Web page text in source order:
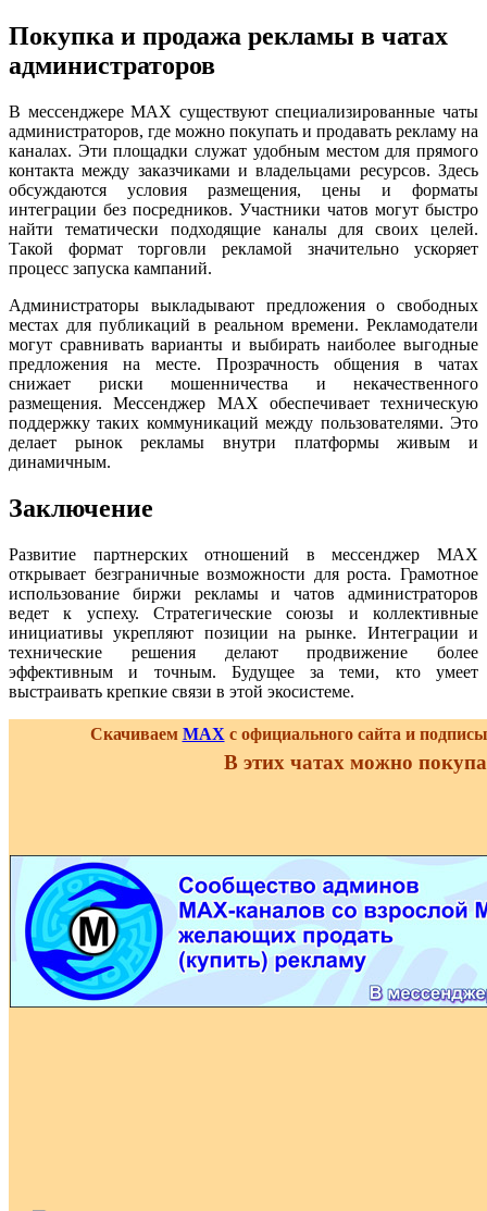
Покупка и продажа рекламы в чатах
администраторов
В мессенджере MAX существуют специализированные чаты
администраторов, где можно покупать и продавать рекламу на
каналах. Эти площадки служат удобным местом для прямого
контакта между заказчиками и владельцами ресурсов. Здесь
обсуждаются условия размещения, цены и форматы
интеграции без посредников. Участники чатов могут быстро
найти тематически подходящие каналы для своих целей.
Такой формат торговли рекламой значительно ускоряет
процесс запуска кампаний.
Администраторы выкладывают предложения о свободных
местах для публикаций в реальном времени. Рекламодатели
могут сравнивать варианты и выбирать наиболее выгодные
предложения на месте. Прозрачность общения в чатах
снижает риски мошенничества и некачественного
размещения. Мессенджер MAX обеспечивает техническую
поддержку таких коммуникаций между пользователями. Это
делает рынок рекламы внутри платформы живым и
динамичным.
Заключение
Развитие партнерских отношений в мессенджер MAX
открывает безграничные возможности для роста. Грамотное
использование биржи рекламы и чатов администраторов
ведет к успеху. Стратегические союзы и коллективные
инициативы укрепляют позиции на рынке. Интеграции и
технические решения делают продвижение более
эффективным и точным. Будущее за теми, кто умеет
выстраивать крепкие связи в этой экосистеме.
Скачиваем MAX с официального сайта и
В этих чатах можно